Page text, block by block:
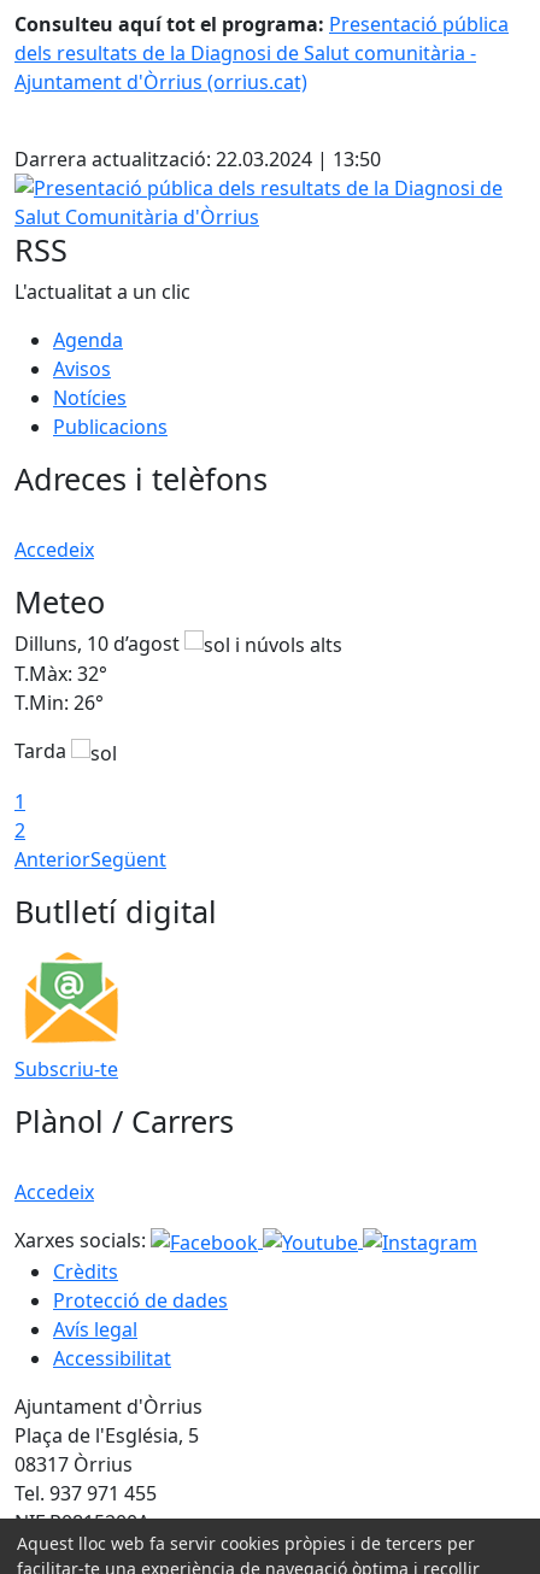
Consulteu aquí tot el programa: Presentació pública
dels resultats de la Diagnosi de Salut comunitària -
Ajuntament d'Òrrius (orrius.cat)
Darrera actualització: 22.03.2024 | 13:50
Presentació pública dels resultats de la Diagnosi de
RSS
L'actualitat a un clic
Agenda
Avisos
Notícies
Publicacions
Adreces i telèfons
Accedeix
Meteo
Dilluns, 10 d’agost
T.Màx: 32°
T.Min: 26°
Tarda
1
2
AnteriorSegüent
Butlletí digital
Subscriu-te
Plànol / Carrers
Accedeix
Xarxes socials:
Crèdits
Protecció de dades
Avís legal
Accessibilitat
Ajuntament d'Òrrius
Plaça de l'Església, 5
08317 Òrrius
Tel. 937 971 455
NIF P0815200A
Aquest lloc web fa servir cookies pròpies i de tercers per
facilitar-te una experiència de navegació òptima i recollir